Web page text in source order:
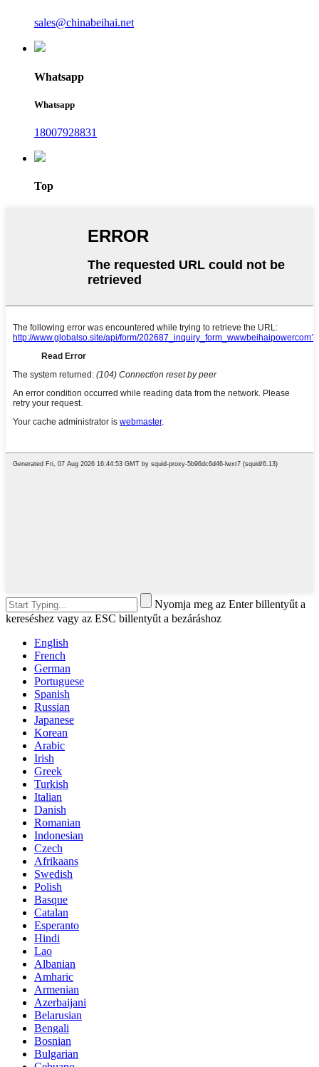
sales@chinabeihai.net
Whatsapp
Whatsapp
18007928831
Top
Nyomja meg az Enter billentyűt a
kereséshez vagy az ESC billentyűt a bezáráshoz
English
French
German
Portuguese
Spanish
Russian
Japanese
Korean
Arabic
Irish
Greek
Turkish
Italian
Danish
Romanian
Indonesian
Czech
Afrikaans
Swedish
Polish
Basque
Catalan
Esperanto
Hindi
Lao
Albanian
Amharic
Armenian
Azerbaijani
Belarusian
Bengali
Bosnian
Bulgarian